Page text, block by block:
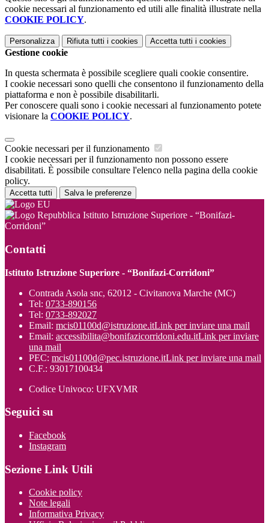
cookie necessari al funzionamento ed utili alle finalità illustrate nella
COOKIE POLICY.
Personalizza Rifiuta tutti i cookies Accetta tutti i cookies
Gestione cookie
In questa schermata è possibile scegliere quali cookie consentire.
I cookie necessari sono quelli che consentono il funzionamento della
piattaforma e non è possibile disabilitarli.
Per conoscere quali sono i cookie necessari al funzionamento potete
visionare la COOKIE POLICY.
Cookie necessari per il funzionamento
I cookie necessari per il funzionamento non possono essere
disabilitati. È possibile consultare l'elenco nella pagina della cookie
policy.
Accetta tutti Salva le preferenze
Istituto Istruzione Superiore - “Bonifazi-
Corridoni”
Contatti
Istituto Istruzione Superiore - “Bonifazi-Corridoni”
Contrada Asola snc, 62012 - Civitanova Marche (MC)
Tel: 0733-890156
Tel: 0733-892027
Email: mcis01100d@istruzione.itLink per inviare una mail
Email: accessibilita@bonifazicorridoni.edu.itLink per inviare
una mail
PEC: mcis01100d@pec.istruzione.itLink per inviare una mail
C.F.: 93017100434
Codice Univoco: UFXVMR
Seguici su
Facebook
Instagram
Sezione Link Utili
Cookie policy
Note legali
Informativa Privacy